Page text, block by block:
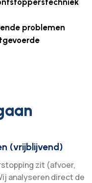
problemen
(vrijblijvend)
zit (afvoer,
analyseren direct de